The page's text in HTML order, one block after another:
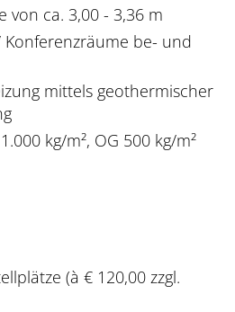
von ca. 3,00 - 3,36 m
Konferenzräume be- und
mittels geothermischer
kg/m², OG 500 kg/m²
(à € 120,00 zzgl.